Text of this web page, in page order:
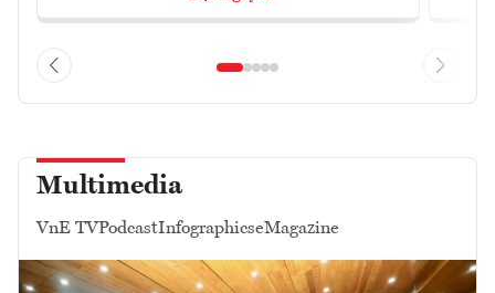
Multimedia
VnE TVPodcastInfographicseMagazine